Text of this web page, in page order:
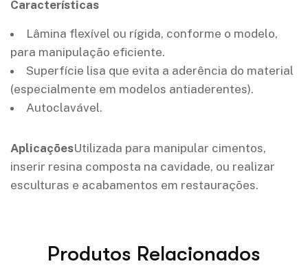
Características
Lâmina flexível ou rígida, conforme o modelo,
para manipulação eficiente.
Superfície lisa que evita a aderência do material
(especialmente em modelos antiaderentes).
Autoclavável.
AplicaçõesUtilizada para manipular cimentos,
inserir resina composta na cavidade, ou realizar
esculturas e acabamentos em restaurações.
Produtos Relacionados